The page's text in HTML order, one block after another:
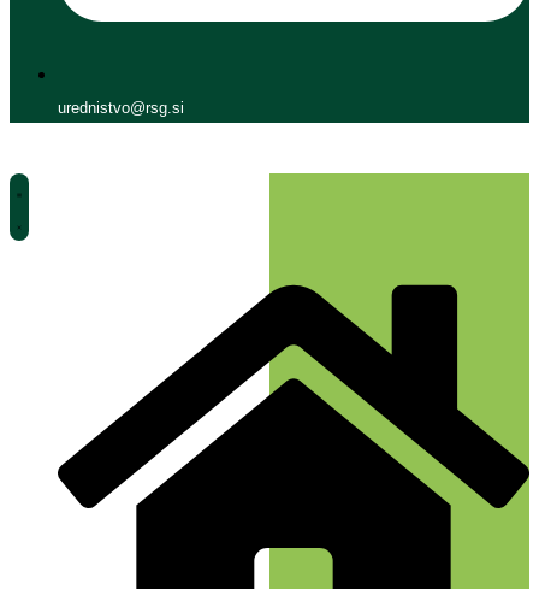
urednistvo@rsg.si